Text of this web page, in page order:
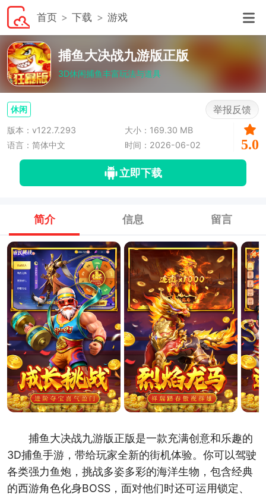
首页 下载 游戏
捕鱼大决战九游版正版
3D休闲捕鱼丰富玩法与道具
休闲 举报反馈
版本：v122.7.293
大小：169.30 MB
语言：简体中文
时间：2026-06-02 5.0
立即下载
简介 信息 留言
捕鱼大决战九游版正版是一款充满创意和乐趣的
3D捕鱼手游，带给玩家全新的街机体验。你可以驾驶
各类强力鱼炮，挑战多姿多彩的海洋生物，包含经典
的西游角色化身BOSS，面对他们时还可运用锁定、